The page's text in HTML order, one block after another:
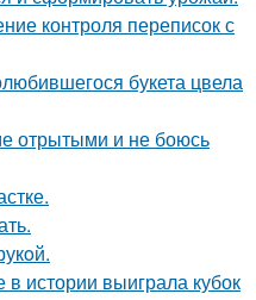
контроля переписок с
букета цвела
отрытыми и не боюсь
истории выиграла кубок